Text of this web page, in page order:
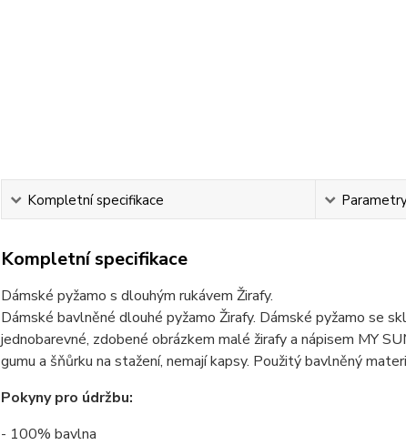
Kompletní specifikace
Kompletní specifikace
Dámské pyžamo s dlouhým rukávem Žirafy.
Dámské bavlněné dlouhé pyžamo Žirafy. Dámské pyžamo se
jednobarevné, zdobené obrázkem malé žirafy a nápisem MY
gumu a šňůrku na stažení, nemají kapsy. Použitý bavlněný
Pokyny pro údržbu:
- 100% bavlna